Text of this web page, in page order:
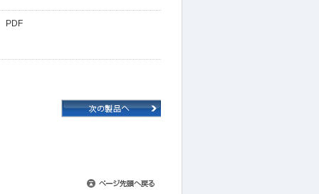
PDF